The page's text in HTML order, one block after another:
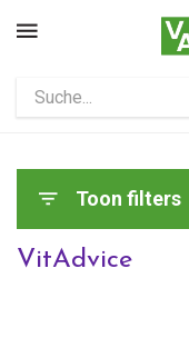
Toon filters
VitAdvice